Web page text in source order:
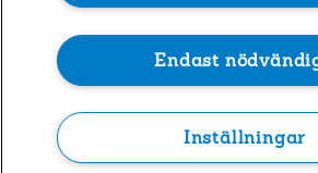
Personuppgifter GDPR
Om penningtvättslagen
Endast
Inställningar